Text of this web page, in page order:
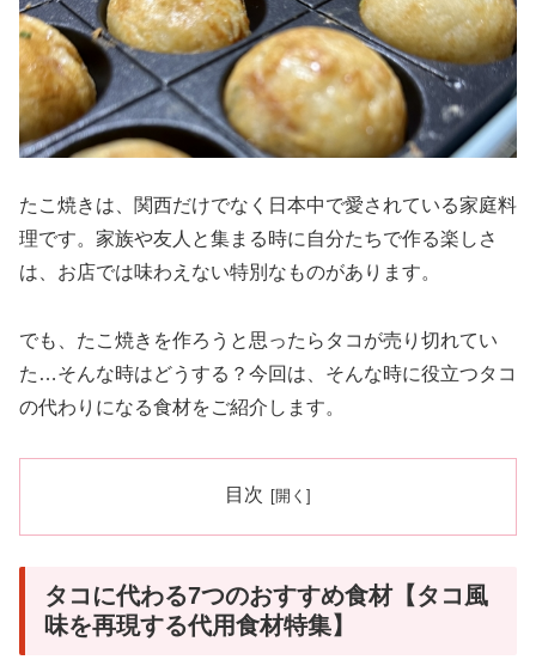
たこ焼きは、関西だけでなく日本中で愛されている家庭料
理です。家族や友人と集まる時に自分たちで作る楽しさ
は、お店では味わえない特別なものがあります。
でも、たこ焼きを作ろうと思ったらタコが売り切れてい
た…そんな時はどうする？今回は、そんな時に役立つタコ
の代わりになる食材をご紹介します。
目次
タコに代わる7つのおすすめ食材【タコ風
味を再現する代用食材特集】